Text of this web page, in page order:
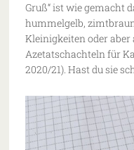
Gruß“ ist wie gemacht
hummelgelb,
Kleinigkeiten oder aber
Azetatschachteln für
2020/21). Hast du sie